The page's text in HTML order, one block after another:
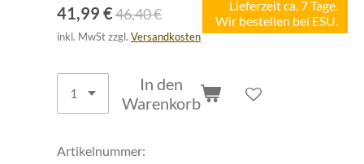
Lieferzeit ca. 7 Tage.
Wir bestellen bei ESU.
41,99 €46,40 €
inkl. MwSt zzgl. Versandkosten
In den
Warenkorb
Artikelnummer: